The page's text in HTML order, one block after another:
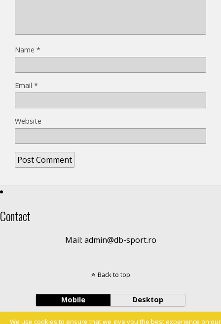
Name *
Email *
Website
Contact
Mail: admin@db-sport.ro
Back to top
Mobile Desktop
We use cookies to ensure that we give you the best experience on our